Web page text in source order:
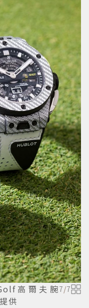
高爾夫腕
供
7/7